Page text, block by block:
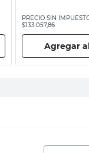
PRECIO SIN
$133.057,86
Agregar